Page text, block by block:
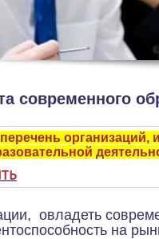
современного
овладеть
на